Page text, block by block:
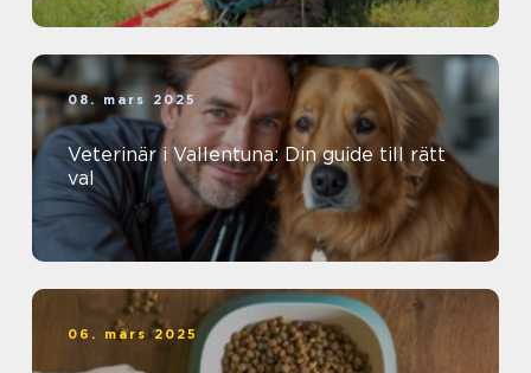
08. mars 2025
Veterinär i Vallentuna: Din guide till rätt
val
06. mars 2025